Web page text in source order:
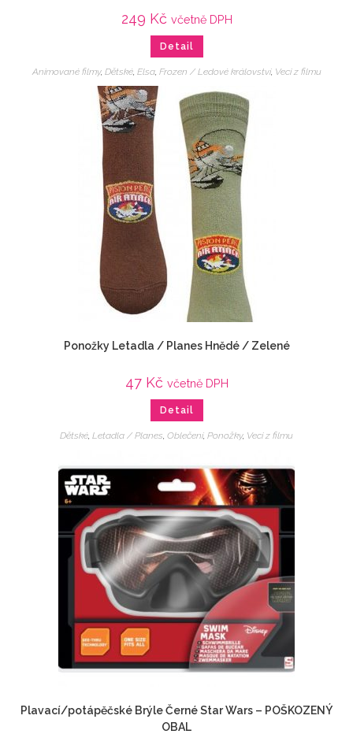
249 Kč včetně DPH
Detail
Animované filmy, Dětské, Elsa, Frozen / Ledové království, Veci z filmu
Ponožky Letadla / Planes Hnědé / Zelené
47 Kč včetně DPH
Detail
Dětské, Letadla / Planes, Oblečení, Ponožky, Veci z filmu
Plavací/potápěčské Brýle Černé Star Wars – POŠKOZENÝ
OBAL